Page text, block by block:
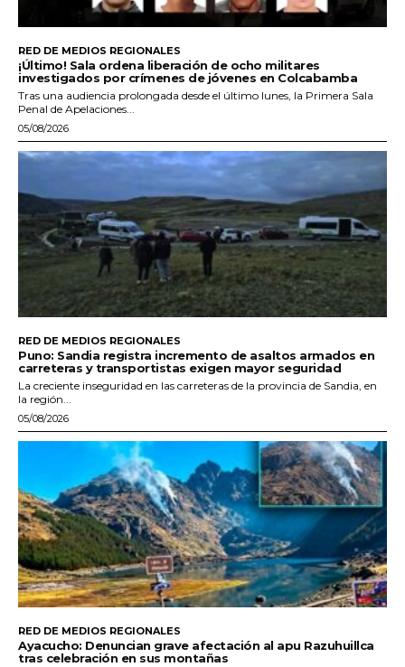
RED DE MEDIOS REGIONALES
¡Último! Sala ordena liberación de ocho militares
investigados por crímenes de jóvenes en Colcabamba
Tras una audiencia prolongada desde el último lunes, la Primera Sala
Penal de Apelaciones...
05/08/2026
RED DE MEDIOS REGIONALES
Puno: Sandia registra incremento de asaltos armados en
carreteras y transportistas exigen mayor seguridad
La creciente inseguridad en las carreteras de la provincia de Sandia, en
la región...
05/08/2026
RED DE MEDIOS REGIONALES
Ayacucho: Denuncian grave afectación al apu Razuhuillca
tras celebración en sus montañas